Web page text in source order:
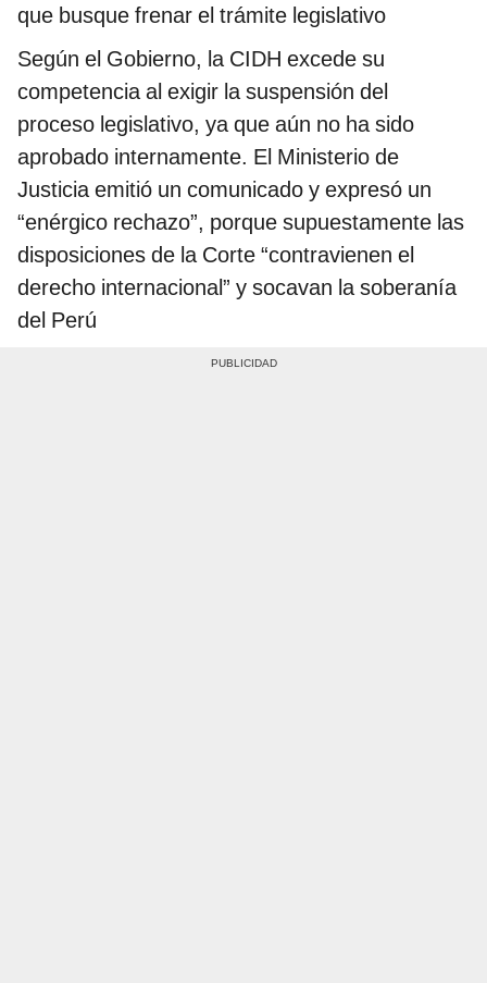
que busque frenar el trámite legislativo
Según el Gobierno, la CIDH excede su
competencia al exigir la suspensión del
proceso legislativo, ya que aún no ha sido
aprobado internamente. El Ministerio de
Justicia emitió un comunicado y expresó un
“enérgico rechazo”, porque supuestamente las
disposiciones de la Corte “contravienen el
derecho internacional” y socavan la soberanía
del Perú